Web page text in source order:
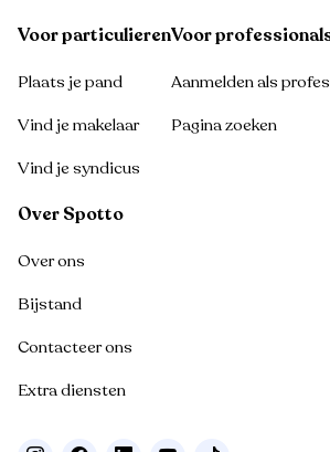
Voor particulieren
Plaats je pand
Vind je makelaar
Vind je syndicus
Voor
Aanmelden als
Pagina zoeken
Over Spotto
Over ons
Bijstand
Contacteer ons
Extra diensten